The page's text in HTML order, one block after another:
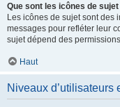
Que sont les icônes de sujet
Les icônes de sujet sont des
messages pour refléter leur
sujet dépend des
Haut
Niveaux d’utilisateurs